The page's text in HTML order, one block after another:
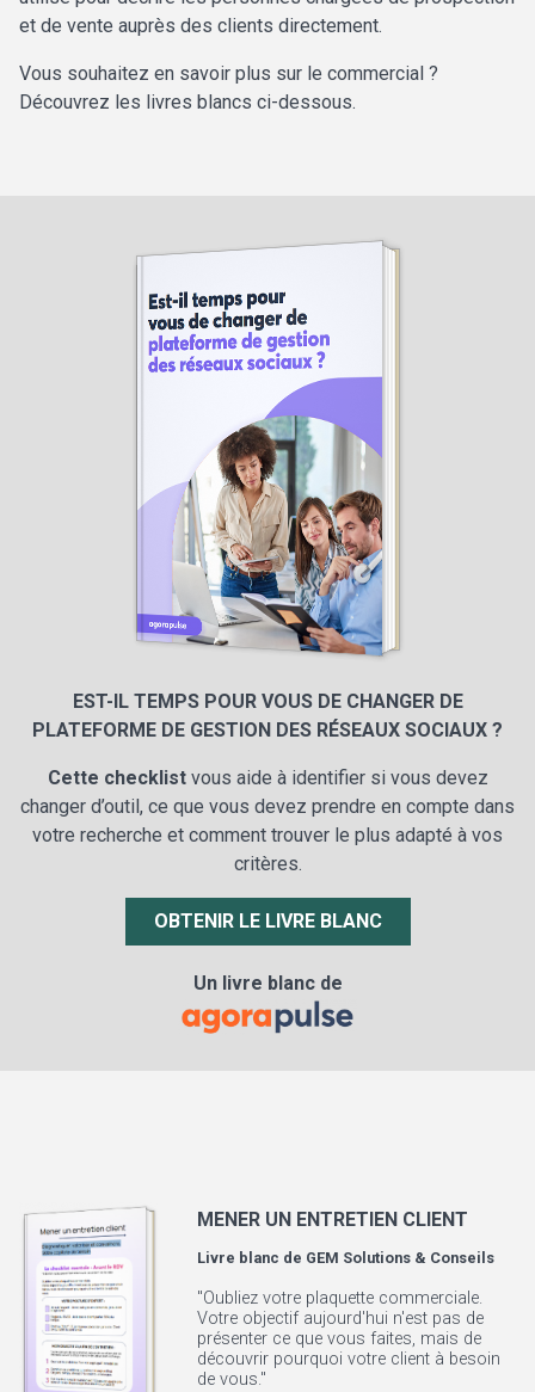
et de vente auprès des clients directement.
Vous souhaitez en savoir plus sur le commercial ?
Découvrez les livres blancs ci-dessous.
EST-IL TEMPS POUR VOUS DE CHANGER DE
PLATEFORME DE GESTION DES RÉSEAUX SOCIAUX ?
Cette checklistvous aide à identifier si vous devez
changer d’outil, ce que vous devez prendre en compte dans
votre recherche et comment trouver le plus adapté à vos
critères.
OBTENIR LE LIVRE BLANC
Un livre blanc de
MENER UN ENTRETIEN CLIENT
Livre blanc de GEM Solutions & Conseils
"Oubliez votre plaquette commerciale.
Votre objectif aujourd'hui n'est pas de
présenter ce que vous faites, mais de
découvrir pourquoi votre client à besoin
de vous."